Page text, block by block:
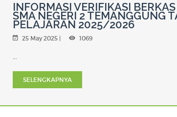
INFORMASI VERIFIKASI
SMA NEGERI 2 TEMANGGUNG
PELAJARAN 2025/2026
25 May 2025 | 1069
SELENGKAPNYA